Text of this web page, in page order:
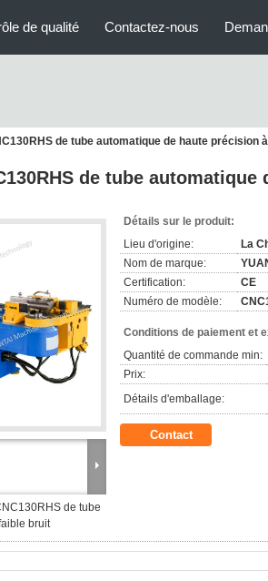
de qualité Contactez-nous
de tube automatique de haute précision
de tube automatique
de tube
bruit
Détails sur le produit:
Lieu d'origine:
La
Nom de marque:
Certification:
CE
Numéro de modèle:
Conditions de paiement et
Quantité de commande min:
Prix:
Détails d'emballage:
Contact